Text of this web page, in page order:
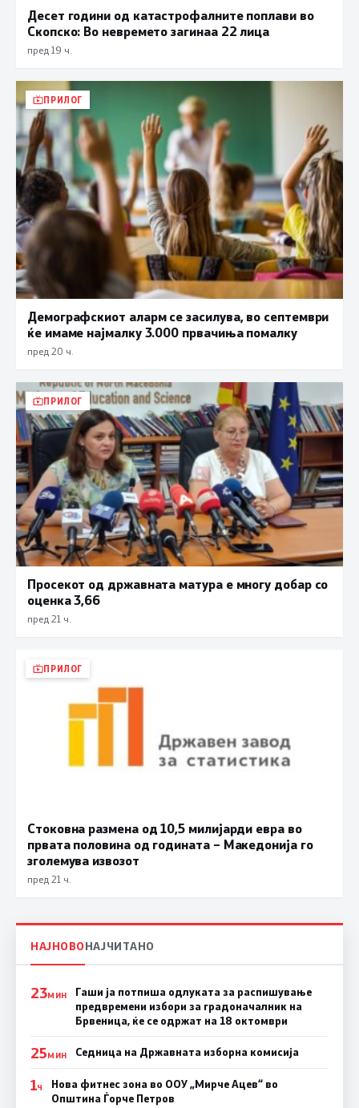
Десет години од катастрофалните поплави во
Скопско: Во невремето загинаа 22 лица
пред 19 ч.
ПРИЛОГ
Демографскиот аларм се засилува, во септември
ќе имаме најмалку 3.000 првачиња помалку
пред 20 ч.
ПРИЛОГ
Просекот од државната матура е многу добар со
оценка 3,66
пред 21 ч.
ПРИЛОГ
Стоковна размена од 10,5 милијарди евра во
првата половина од годината – Македонија го
зголемува извозот
пред 21 ч.
НАЈНОВОНАЈЧИТАНО
23МИН
Гаши ја потпиша одлуката за распишување
предвремени избори за градоначалник на
Брвеница, ќе се одржат на 18 октомври
25МИН Седница на Државната изборна комисија
1Ч
Нова фитнес зона во ООУ „Мирче Ацев“ во
Општина Ѓорче Петров